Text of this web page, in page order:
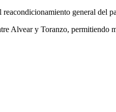
general del
Alvear y Toranzo, permitiendo